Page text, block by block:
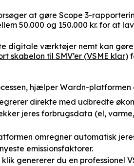
at gøre Scope 3-
50.000 og 150.000 kr. for at
digitale værktøjer nemt kan
skabelon til SMV’er (VSME klar)
hjælper Wardn-platformen
direkte med udbredte
jeres forbrugsdata (el,
omregner automatisk
emissionsfaktorer.
klik genererer du en professionel